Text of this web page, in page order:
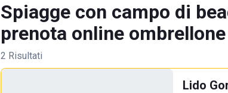
Spiagge con campo di
prenota online
2 Risultati
Lido